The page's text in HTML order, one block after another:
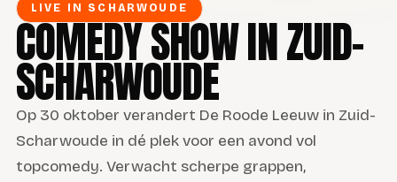
LIVE IN SCHARWOUDE
COMEDY SHOW IN ZUID-
SCHARWOUDE
Op 30 oktober verandert De Roode Leeuw in Zuid-
Scharwoude in dé plek voor een avond vol
topcomedy. Verwacht scherpe grappen,